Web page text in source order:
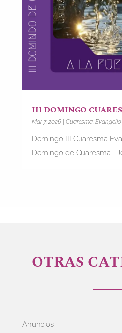
III DOMINGO
Mar 7, 2026| Cuaresma,
Domingo III Cuaresma
Domingo de Cuaresma
OTRAS
Anuncios